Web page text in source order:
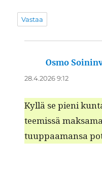
Vastaa
Osmo
28.4.2026 9:12
Kyl­lä se pieni
tee­mis­sä
tuup­paa­mansa